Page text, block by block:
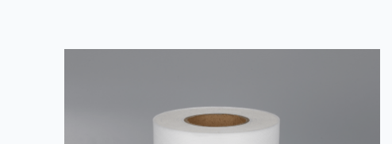
situațiile în care producția chimică necesită contact
materialului nețesut cu denier grosier din PP este un...